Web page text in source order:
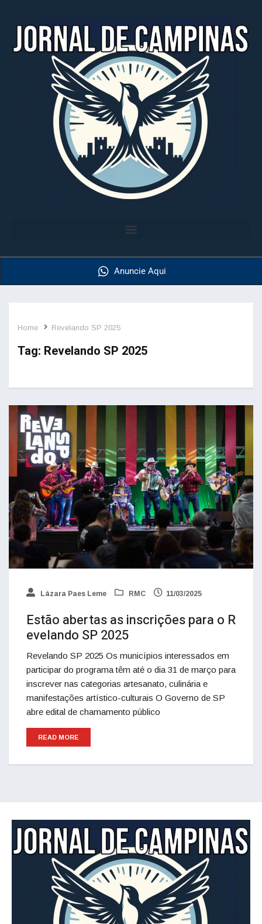
Anuncie Aqui
Home Revelando SP 2025
Tag: Revelando SP 2025
Lázara Paes Leme RMC 11/03/2025
Estão abertas as inscrições para o R
evelando SP 2025
Revelando SP 2025 Os municípios interessados em
participar do programa têm até o dia 31 de março para
inscrever nas categorias artesanato, culinária e
manifestações artístico-culturais O Governo de SP
abre edital de chamamento público
READ MORE